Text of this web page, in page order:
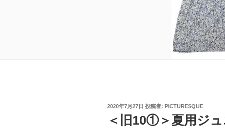
投
日:
2020年7月27日 投稿者: PICTURESQUE
＜旧10①＞夏用ジ